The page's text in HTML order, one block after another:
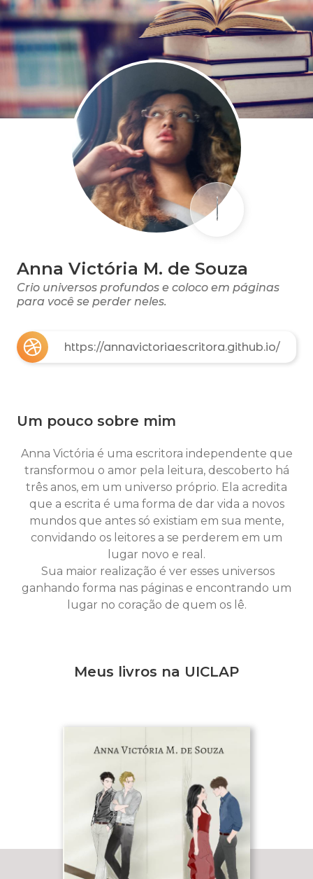
Anna Victória M. de Souza
Crio universos profundos e coloco em páginas
para você se perder neles.
https://annavictoriaescritora.github.io/
Um pouco sobre mim
Anna Victória é uma escritora independente que
transformou o amor pela leitura, descoberto há
três anos, em um universo próprio. Ela acredita
que a escrita é uma forma de dar vida a novos
mundos que antes só existiam em sua mente,
convidando os leitores a se perderem em um
lugar novo e real.
Sua maior realização é ver esses universos
ganhando forma nas páginas e encontrando um
lugar no coração de quem os lê.
Meus livros na UICLAP